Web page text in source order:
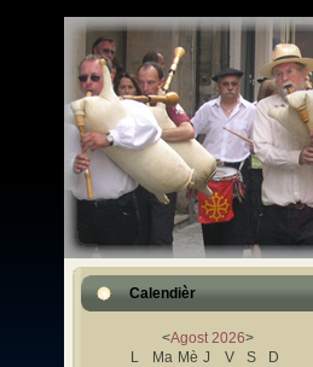
Calendièr
<Agost 2026>
L
Ma Mè J V S
D